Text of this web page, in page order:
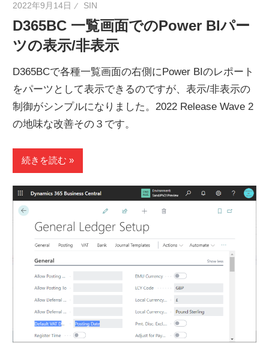
2022年9月14日 SIN
D365BC 一覧画面でのPower BIパー
ツの表示/非表示
D365BCで各種一覧画面の右側にPower BIのレポート
をパーツとして表示できるのですが、表示/非表示の
制御がシンプルになりました。2022 Release Wave 2
の地味な改善その３です。
続きを読む